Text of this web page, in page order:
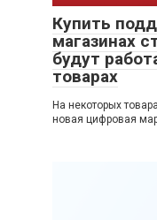
Купить
магазинах
будут
товарах
На некоторых
новая цифровая